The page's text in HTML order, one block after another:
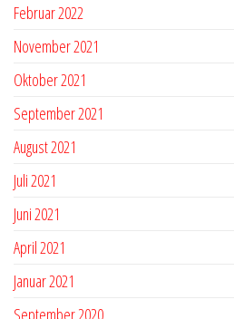
Februar 2022
November 2021
Oktober 2021
September 2021
August 2021
Juli 2021
Juni 2021
April 2021
Januar 2021